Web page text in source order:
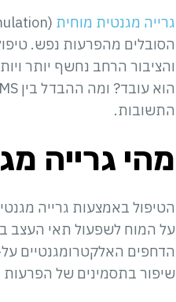
גרייה מגנטית מוחית
הוא עובד? ומה ההבדל בין TMS רגיל לגרייה מגנטית מוחית עמוקה (
התשובות.
מהי גרייה
על המוח לשפעול תאי העצב
שיפור בתסמינים של הפרעות